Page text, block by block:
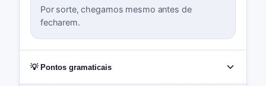
Por sorte, chegamos mesmo antes de
fecharem.
💡 Pontos gramaticais